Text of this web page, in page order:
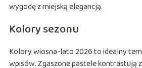
wygodę z miejską elegancją.
Kolory sezonu
Kolory wiosna-lato 2026 to idealny
wpisów. Zgaszone pastele kontrastują